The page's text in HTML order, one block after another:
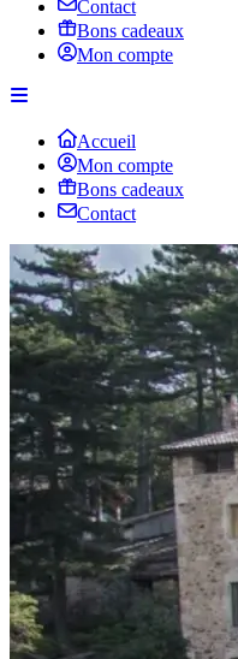
Contact
Bons cadeaux
Mon compte
Accueil
Mon compte
Bons cadeaux
Contact